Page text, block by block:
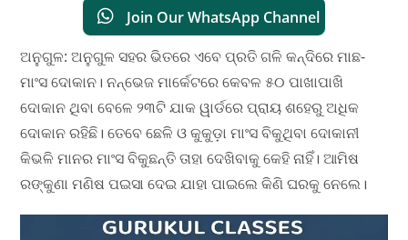
Join Our WhatsApp Channel
ଅନୁଗୁଳ: ଅନୁଗୁଳ ସହର ଭିତରେ ଏବେ ପ୍ରତି ଗଳି କନ୍ଦିରେ ମାଛ-
ମାଂସ ଦୋକାନ। ନନ୍‌ଭେଜ ମାର୍କେଟରେ କେବଳ‌ ୫୦ ପାଖାପାଖି
ଦୋକାନ ଥିବା ବେଳେ ୨୩ଟି ଯାକ ୱାର୍ଡରେ ପ୍ରାୟ ଶହେରୁ ଅଧିକ
ଦୋକାନ ରହିଛି। ତେବେ ଛେଳି ଓ କୁକୁଡ଼ା ମାଂସ ବିକୁଥିବା ଦୋକାନୀ
କିଭଳି ମାନର ମାଂସ ବିକୁଛନ୍ତି ତାହା ଦେଖିବାକୁ କେହି ନାହିଁ। ଆମିଷ
ରଙ୍କୁଣା ମଣିଷ ପଇସା ଦେଇ ଯାହା ପାଇଲେ କିଣି ଘରକୁ ନେଲେ।